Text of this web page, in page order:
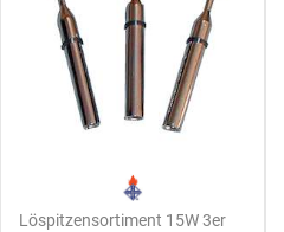
Löspitzensortiment 15W 3er